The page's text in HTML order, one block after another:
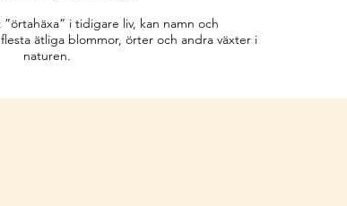
i tidigare liv, kan namn och
ätliga blommor, örter och andra växter i
naturen.